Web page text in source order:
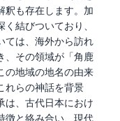
釈も存在します。加
結びついており、
ては、海外から訪れ
、その領域が「角鹿
の地域の地名の由来
れらの神話を背景
は、古代日本におけ
徴と絡み合い、現代